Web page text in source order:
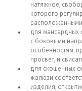
натяжное,
которого
для мансардных
с боковыми
особенностям,
просвет, и
для скошенных
жалюзи
изделия,